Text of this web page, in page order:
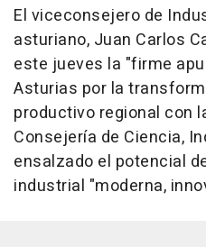
El viceconsejero de
asturiano, Juan Carlos
este jueves la "firme
Asturias por la
productivo regional con
Consejería de Ciencia,
ensalzado el potencial
industrial "moderna,